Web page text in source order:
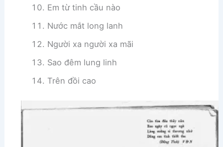
Em từ tinh cầu nào
Nước mắt long lanh
Người xa người xa mãi
Sao đêm lung linh
Trên đồi cao